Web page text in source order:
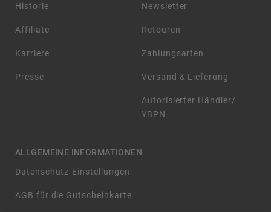
Historie
Affiliate
Karriere
Presse
Newsletter
Retouren
Zahlungsarten
Versand & Lieferung
Autorisierter Händler/
YBPN
ALLGEMEINE INFORMATIONEN
Datenschutz-Einstellungen
AGB für die Gutscheinkarte